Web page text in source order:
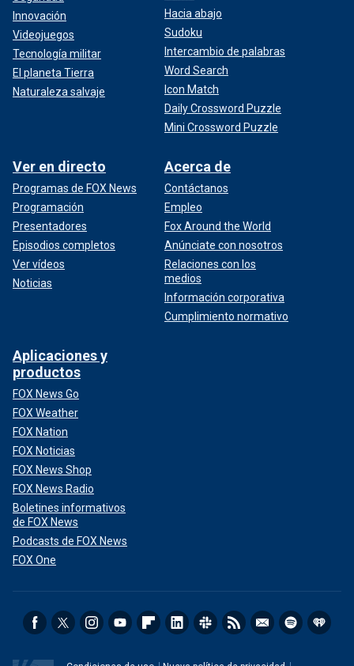
Innovación
Videojuegos
Tecnología militar
El planeta Tierra
Naturaleza salvaje
Hacia abajo
Sudoku
Intercambio de palabras
Word Search
Icon Match
Daily Crossword Puzzle
Mini Crossword Puzzle
Ver en directo
Programas de FOX News
Programación
Presentadores
Episodios completos
Ver vídeos
Noticias
Acerca de
Contáctanos
Empleo
Fox Around the World
Anúnciate con nosotros
Relaciones con los
medios
Información corporativa
Cumplimiento normativo
Aplicaciones y
productos
FOX News Go
FOX Weather
FOX Nation
FOX Noticias
FOX News Shop
FOX News Radio
Boletines informativos
de FOX News
Podcasts de FOX News
FOX One